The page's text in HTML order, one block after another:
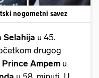
nogometni savez
Selahija u 45.
drugog
Prince Ampem u